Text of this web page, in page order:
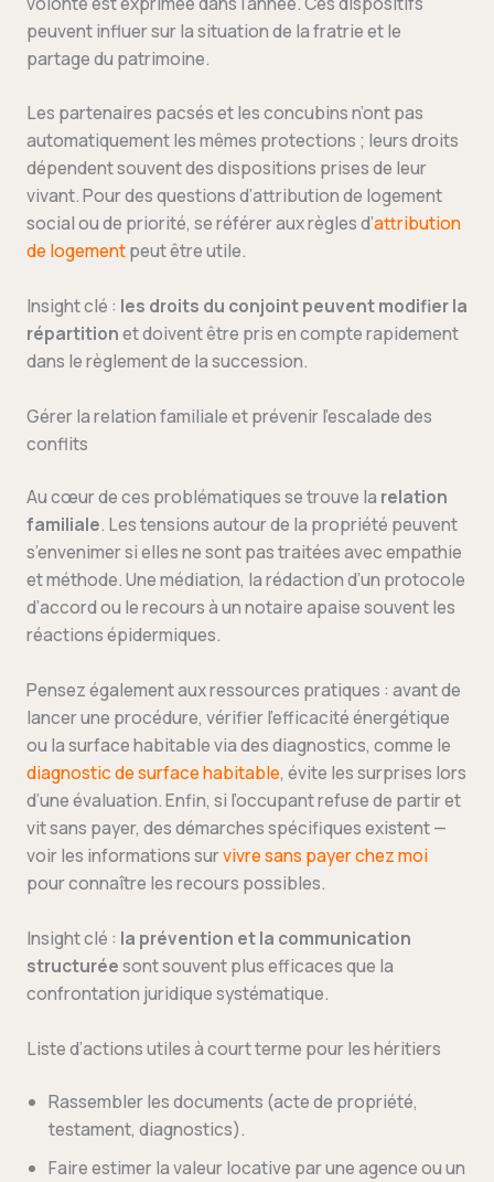
peuvent influer sur la situation de la fratrie et le
partage du patrimoine.
Les partenaires pacsés et les concubins n’ont pas
automatiquement les mêmes protections ; leurs droits
dépendent souvent des dispositions prises de leur
vivant. Pour des questions d’attribution de logement
social ou de priorité, se référer aux règles d’attribution
de logementpeut être utile.
Insight clé : les droits du conjoint peuvent modifier la
répartitionet doivent être pris en compte rapidement
dans le règlement de la succession.
Gérer la relation familiale et prévenir l’escalade des
conflits
Au cœur de ces problématiques se trouve la relation
familiale. Les tensions autour de la propriété peuvent
s’envenimer si elles ne sont pas traitées avec empathie
et méthode. Une médiation, la rédaction d’un protocole
d’accord ou le recours à un notaire apaise souvent les
réactions épidermiques.
Pensez également aux ressources pratiques : avant de
lancer une procédure, vérifier l’efficacité énergétique
ou la surface habitable via des diagnostics, comme le
diagnostic de surface habitable, évite les surprises lors
d’une évaluation. Enfin, si l’occupant refuse de partir et
vit sans payer, des démarches spécifiques existent —
voir les informations survivre sans payer chez moi
pour connaître les recours possibles.
Insight clé : la prévention et la communication
structuréesont souvent plus efficaces que la
confrontation juridique systématique.
Liste d’actions utiles à court terme pour les héritiers
Rassembler les documents (acte de propriété,
testament, diagnostics).
Faire estimer la valeur locative par une agence ou un